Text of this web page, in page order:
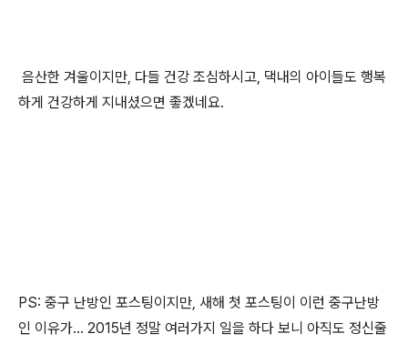
음산한 겨울이지만, 다들 건강 조심하시고, 댁내의 아이들도 행복
하게 건강하게 지내셨으면 좋겠네요.
PS: 중구 난방인 포스팅이지만, 새해 첫 포스팅이 이런 중구난방
인 이유가... 2015년 정말 여러가지 일을 하다 보니 아직도 정신줄